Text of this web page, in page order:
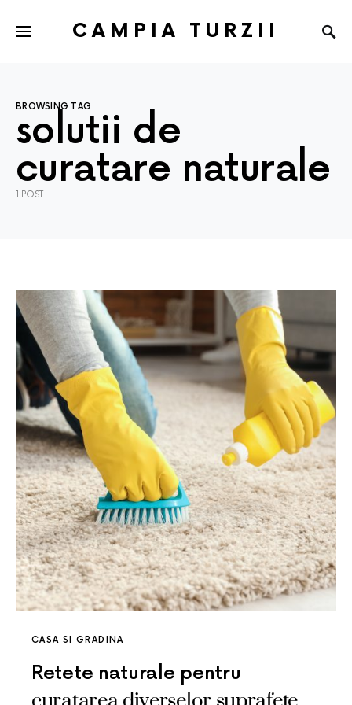
CAMPIA TURZII
BROWSING TAG
solutii de
curatare naturale
1 POST
CASA SI GRADINA
Retete naturale pentru